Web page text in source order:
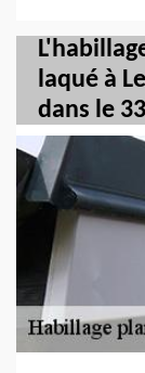
laqué à
dans le